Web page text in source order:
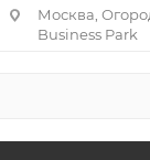
Москва,
Business Park